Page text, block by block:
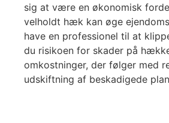
sig at være en økonomisk
velholdt hæk kan øge
have en professionel til at
du risikoen for skader på
omkostninger, der følger med
udskiftning af beskadigede